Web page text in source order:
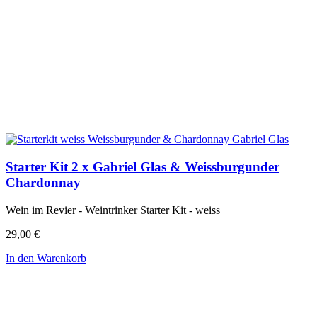
Starter Kit 2 x Gabriel Glas & Weissburgunder
Chardonnay
Wein im Revier - Weintrinker Starter Kit - weiss
29,00 €
In den Warenkorb